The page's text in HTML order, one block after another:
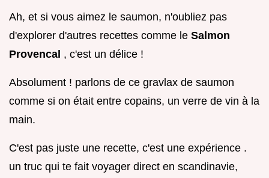
Ah, et si vous aimez le saumon, n'oubliez pas
d'explorer d'autres recettes comme le Salmon
Provencal , c'est un délice !
Absolument ! parlons de ce gravlax de saumon
comme si on était entre copains, un verre de vin à la
main.
C'est pas juste une recette, c'est une expérience .
un truc qui te fait voyager direct en scandinavie,